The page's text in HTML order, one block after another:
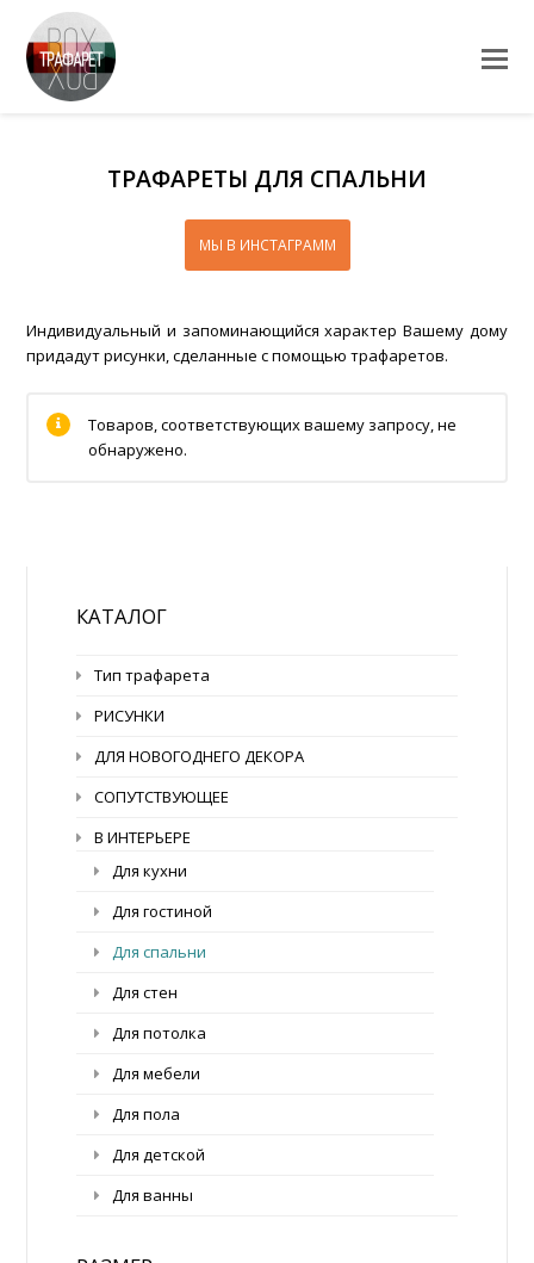
ТРАФАРЕТЫ ДЛЯ СПАЛЬНИ
МЫ В ИНСТАГРАММ
Индивидуальный и запоминающийся характер Вашему дому
придадут рисунки, сделанные с помощью трафаретов.
Товаров, соответствующих вашему запросу, не
обнаружено.
КАТАЛОГ
Тип трафарета
РИСУНКИ
ДЛЯ НОВОГОДНЕГО ДЕКОРА
СОПУТСТВУЮЩЕЕ
В ИНТЕРЬЕРЕ
Для кухни
Для гостиной
Для спальни
Для стен
Для потолка
Для мебели
Для пола
Для детской
Для ванны